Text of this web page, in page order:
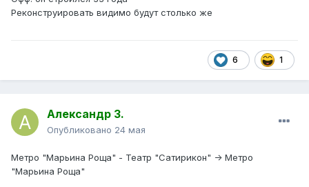
Реконструировать видимо будут столько же
6 1
Александр З.
Опубликовано 24 мая
Метро "Марьина Роща" - Театр "Сатирикон" -> Метро
"Марьина Роща"